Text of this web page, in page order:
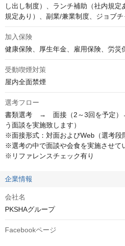
し出し制度）、ランチ補助（社内規
規定あり）、副業/兼業制度、ジョブ
加入保険
健康保険、厚生年金、雇用保険、労災
受動喫煙対策
屋内全面禁煙
選考フロー
書類選考　→　面接（2～3回を予定
う面談を実施致します）
※面接形式：対面およびWeb（選考段
※選考の中で面談や会食を実施させて
※リファレンスチェック有り
企業情報
会社名
PKSHAグループ
Facebookページ